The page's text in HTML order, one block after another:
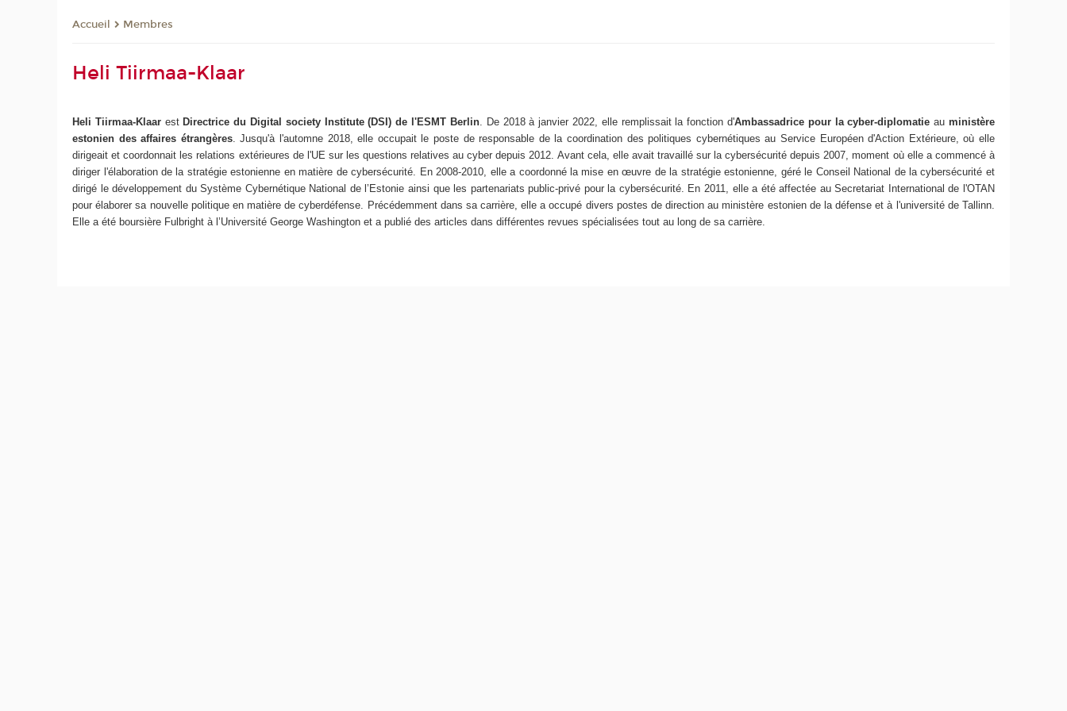
Accueil Membres
Heli Tiirmaa-Klaar
Heli Tiirmaa-KlaarestDirectrice du Digital society Institute (DSI) de l'ESMT Berlin. De 2018 à janvier 2022, elle remplissait la fonction d'Ambassadrice pour la cyber-diplomatie au ministère
estonien des affaires étrangères. Jusqu'à l'automne 2018, elle occupait le poste de responsable de la coordination des politiques cybernétiques au Service Européen d'Action Extérieure, où elle
dirigeait et coordonnait les relations extérieures de l'UE sur les questions relatives au cyber depuis 2012. Avant cela, elle avait travaillé sur la cybersécurité depuis 2007, moment où elle a commencé à
diriger l'élaboration de la stratégie estonienne en matière de cybersécurité. En 2008-2010, elle a coordonné la mise en œuvre de la stratégie estonienne, géré le Conseil National de la cybersécurité et
dirigé le développement du Système Cybernétique National de l’Estonie ainsi que les partenariats public-privé pour la cybersécurité. En 2011, elle a été affectée au Secretariat International de l'OTAN
pour élaborer sa nouvelle politique en matière de cyberdéfense. Précédemment dans sa carrière, elle a occupé divers postes de direction au ministère estonien de la défense et à l'université de Tallinn.
Elle a été boursière Fulbright à l’Université George Washington et a publié des articles dans différentes revues spécialisées tout au long de sa carrière.